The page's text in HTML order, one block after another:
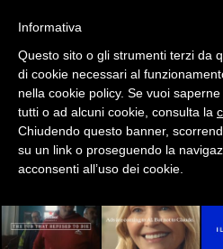
DESIGN
EVENTI
MOBILE
Informativa
Questo sito o gli strumenti terzi da
di cookie necessari al
nella cookie policy. Se vuoi
tutti o ad alcuni cookie, consulta la
Chiudendo questo banner,
su un link o proseguendo la
acconsenti all’uso dei cookie.